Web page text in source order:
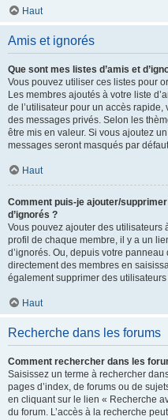
Haut
Amis et ignorés
Que sont mes listes d’amis et
Vous pouvez utiliser ces listes pour
Les membres ajoutés à votre liste
de l’utilisateur pour un accès
des messages privés. Selon les
être mis en valeur. Si vous ajoutez
messages seront masqués par
Haut
Comment puis-je ajouter/
d’ignorés ?
Vous pouvez ajouter des utilisateurs
profil de chaque membre, il y a un
d’ignorés. Ou, depuis votre
directement des membres en
également supprimer des
Haut
Recherche dans les forums
Comment rechercher dans les
Saisissez un terme à rechercher
pages d’index, de forums ou de
en cliquant sur le lien « Recherche
du forum. L’accès à la recherche